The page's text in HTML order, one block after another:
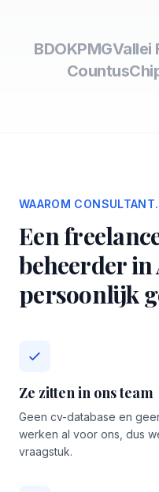
BDOKPMGVallei
Countus
WAAROM
Een
beheerder
persoonlijk
Ze zitten in ons team
Geen cv-database en
werken al voor ons, dus
vraagstuk.